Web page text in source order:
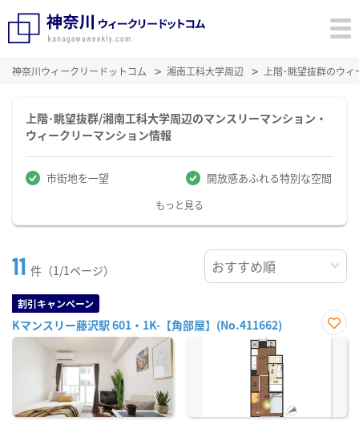
神奈川ウィークリードットコム 湘南工科大学周辺 上階･眺望抜群のウ
上階･眺望抜群/湘南工科大学周辺のマンスリーマンション・
ウィークリーマンション情報
市街地を一望 開放感あふれる特別な空間
もっと見る
11 件（1/1ページ）
割引キャンペーン
Kマンスリー藤沢駅 601・1K-【角部屋】(No.411662)
お気